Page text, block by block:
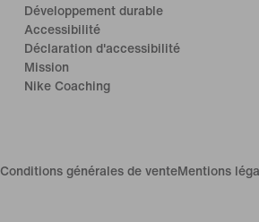
Développement durable
Accessibilité
Déclaration d'accessibilité
Mission
Nike Coaching
Conditions générales de venteMentions